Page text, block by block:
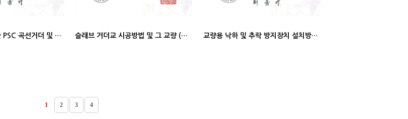
돌출블록을 구비한 PSC 곡선거더 및 이를 이용한 곡선거더교 시공방법 (특허증) 슬래브 거더교 시공방법 및 그 교량 (특허증) 교량용 낙하 및 추락 방지장치 설치방법 (특허증)
1 2 3 4